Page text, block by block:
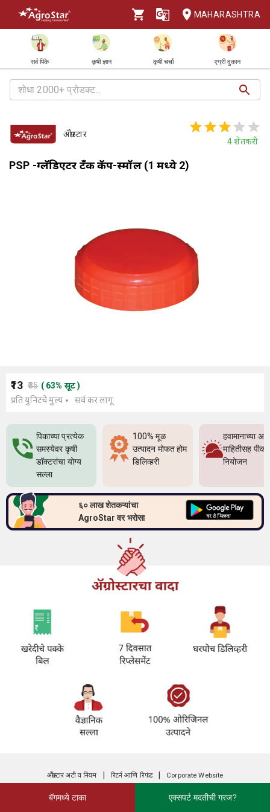
MAHARASHTRA
सर्व पिके कृषी ज्ञान कृषी चर्चा एग्री दुकान
ॲग्रोस्टार
4 शेतकरी
PSP -ग्लॅडिएटर टँक कॅप-स्मॉल (1 मध्ये 2)
₹13 ₹35 ( 63% सूट)
प्रति युनिटचे मुल्य
सर्व कर लागू
पिकाच्या प्रत्येक
समस्येवर कृषी
डॉक्टरांचा योग्य
सल्ला
100% मूळ
उत्पादन मोफत होम
डिलिव्हरी
हवामानाच्या
माहितीसह पीक
नियोजन
६० लाख शेतकऱ्यांचा
AgroStar वर भरोसा
बॅगमध्ये टाका एक्सपर्ट मदतीची गरज?
अ‍ॅग्रोस्टार अटी व नियम रिटर्न आणि रिफंड Corporate Website